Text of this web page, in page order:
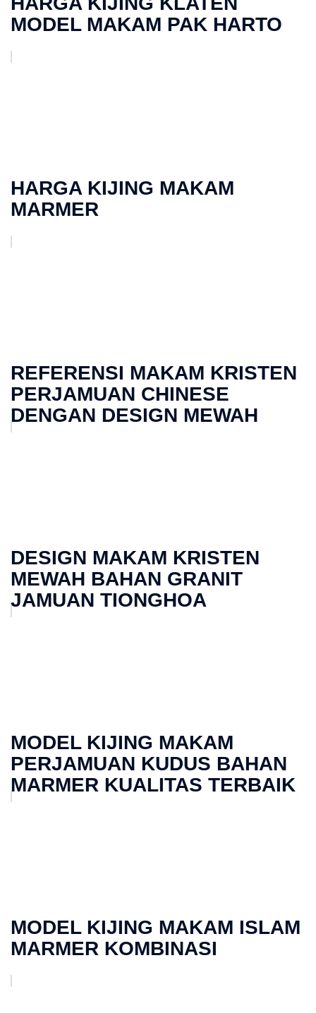
MODEL MAKAM PAK HARTO
HARGA KIJING MAKAM
MARMER
REFERENSI MAKAM KRISTEN
PERJAMUAN CHINESE
DENGAN DESIGN MEWAH
DESIGN MAKAM KRISTEN
MEWAH BAHAN GRANIT
JAMUAN TIONGHOA
MODEL KIJING MAKAM
PERJAMUAN KUDUS BAHAN
MARMER KUALITAS TERBAIK
MODEL KIJING MAKAM ISLAM
MARMER KOMBINASI